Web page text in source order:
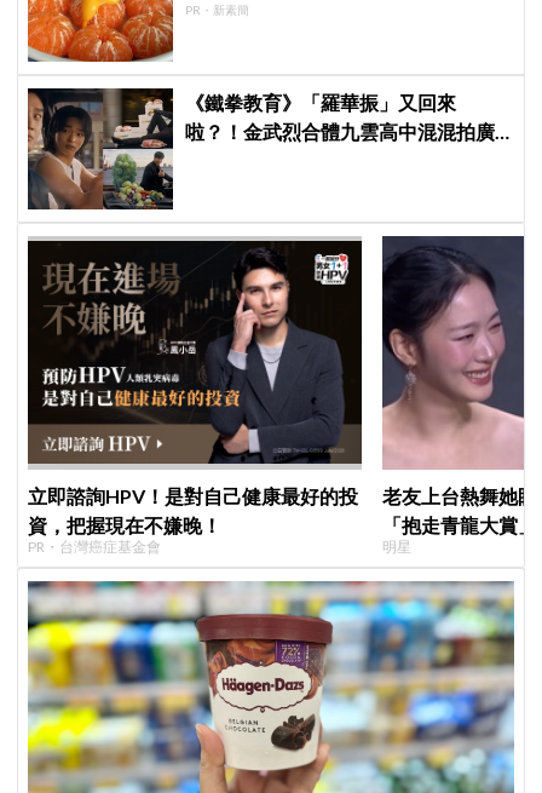
PR・新素簡
《鐵拳教育》「羅華振」又回來
啦？！金武烈合體九雲高中混混拍廣
立即諮詢HPV！是對自己健康最好的投
資，把握現在不嫌晚！
PR・台灣癌症基金會
老友上台熱舞她
「抱走青龍大賞
「呀！」真情流
明星